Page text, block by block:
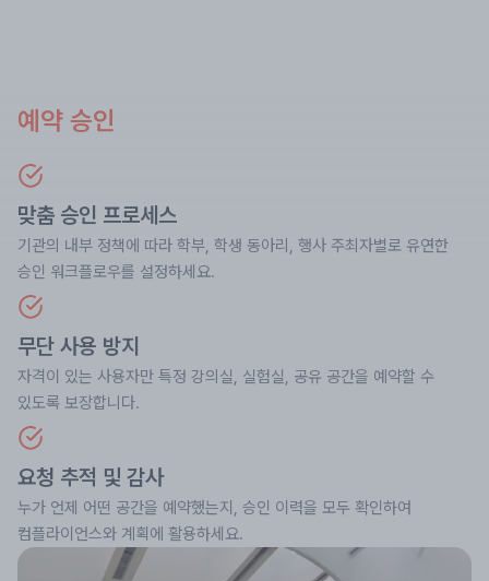
예약 승인
맞춤 승인 프로세스
기관의 내부 정책에 따라 학부, 학생 동아리, 행사 주최자별로 유연한
승인 워크플로우를 설정하세요.
무단 사용 방지
자격이 있는 사용자만 특정 강의실, 실험실, 공유 공간을 예약할 수
있도록 보장합니다.
요청 추적 및 감사
누가 언제 어떤 공간을 예약했는지, 승인 이력을 모두 확인하여
컴플라이언스와 계획에 활용하세요.